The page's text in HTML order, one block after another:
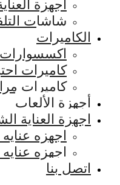
اجهزة
شاشات
الكاميرات
كاميرات
كاميرات
أجهزة الألعاب
اجهزة العناية
اجهزه
اجهزه
اتصل بنا